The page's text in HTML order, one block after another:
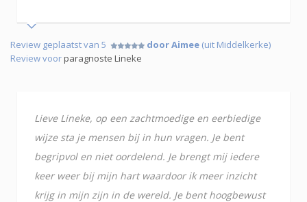
Review geplaatst van 5 door Aimee (uit Middelkerke)
Review voorparagnoste Lineke
Lieve Lineke, op een zachtmoedige en eerbiedige
wijze sta je mensen bij in hun vragen. Je bent
begripvol en niet oordelend. Je brengt mij iedere
keer weer bij mijn hart waardoor ik meer inzicht
krijg in mijn zijn in de wereld. Je bent hoogbewust